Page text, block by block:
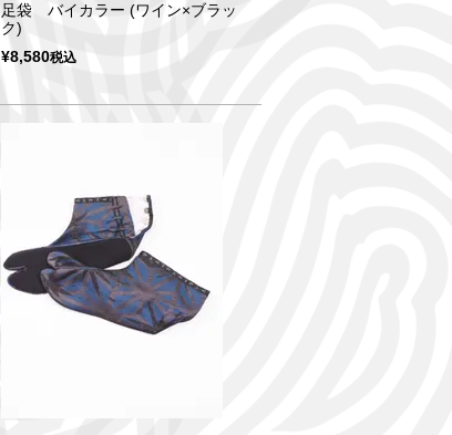
足袋 バイカラー (ワイン×ブラッ
ク)
¥8,580税込